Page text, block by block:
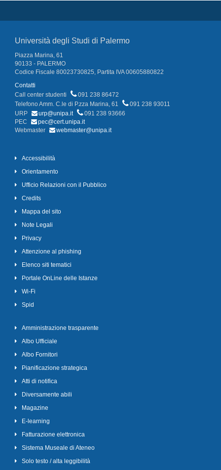
Università degli Studi di Palermo
Piazza Marina, 61
90133 - PALERMO
Codice Fiscale 80023730825, Partita IVA 00605880822
Contatti
Call center studenti
091 238 86472
Telefono Amm. C.le di P.zza Marina, 61
091 238 93011
URP
urp@unipa.it
091 238 93666
PEC
pec@cert.unipa.it
Webmaster
webmaster@unipa.it
Accessibilità
Orientamento
Ufficio Relazioni con il Pubblico
Credits
Mappa del sito
Note Legali
Privacy
Attenzione al phishing
Elenco siti tematici
Portale OnLine delle Istanze
Wi-Fi
Spid
Amministrazione trasparente
Albo Ufficiale
Albo Fornitori
Pianificazione strategica
Atti di notifica
Diversamente abili
Magazine
E-learning
Fatturazione elettronica
Sistema Museale di Ateneo
Solo testo / alta leggibilità